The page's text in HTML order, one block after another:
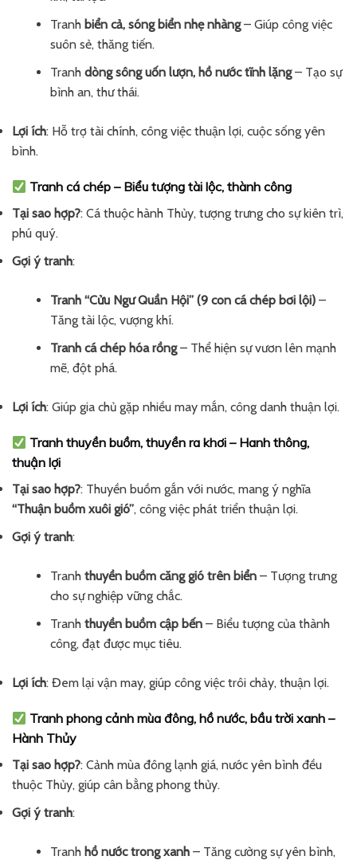
Tranh biển cả, sóng biển nhẹ nhàng– Giúp công việc
suôn sẻ, thăng tiến.
Tranh dòng sông uốn lượn, hồ nước tĩnh lặng– Tạo sự
bình an, thư thái.
Lợi ích: Hỗ trợ tài chính, công việc thuận lợi, cuộc sống yên
bình.
Tranh cá chép – Biểu tượng tài lộc, thành công
Tại sao hợp?: Cá thuộc hành Thủy, tượng trưng cho sự kiên trì,
phú quý.
Gợi ý tranh:
Tranh “Cửu Ngư Quần Hội” (9 con cá chép bơi lội) –
Tăng tài lộc, vượng khí.
Tranh cá chép hóa rồng– Thể hiện sự vươn lên mạnh
mẽ, đột phá.
Lợi ích: Giúp gia chủ gặp nhiều may mắn, công danh thuận lợi.
Tranh thuyền buồm, thuyền ra khơi – Hanh thông,
thuận lợi
Tại sao hợp?: Thuyền buồm gắn với nước, mang ý nghĩa
“Thuận buồm xuôi gió”, công việc phát triển thuận lợi.
Gợi ý tranh:
Tranh thuyền buồm căng gió trên biển – Tượng trưng
cho sự nghiệp vững chắc.
Tranh thuyền buồm cập bến – Biểu tượng của thành
công, đạt được mục tiêu.
Lợi ích: Đem lại vận may, giúp công việc trôi chảy, thuận lợi.
Tranh phong cảnh mùa đông, hồ nước, bầu trời xanh –
Hành Thủy
Tại sao hợp?: Cảnh mùa đông lạnh giá, nước yên bình đều
thuộc Thủy, giúp cân bằng phong thủy.
Gợi ý tranh:
Tranh hồ nước trong xanh – Tăng cường sự yên bình,